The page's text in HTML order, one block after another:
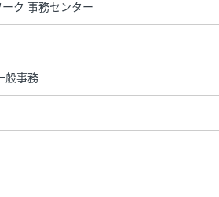
ク 事務センター
般事務